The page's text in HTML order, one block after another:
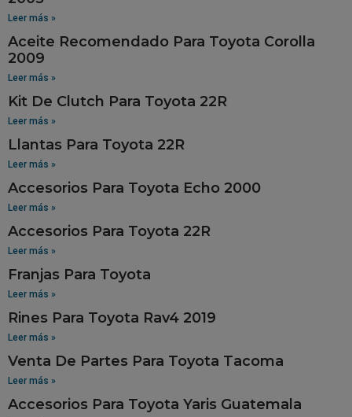
Leer más »
Aceite Recomendado Para Toyota Corolla
2009
Leer más »
Kit De Clutch Para Toyota 22R
Leer más »
Llantas Para Toyota 22R
Leer más »
Accesorios Para Toyota Echo 2000
Leer más »
Accesorios Para Toyota 22R
Leer más »
Franjas Para Toyota
Leer más »
Rines Para Toyota Rav4 2019
Leer más »
Venta De Partes Para Toyota Tacoma
Leer más »
Accesorios Para Toyota Yaris Guatemala